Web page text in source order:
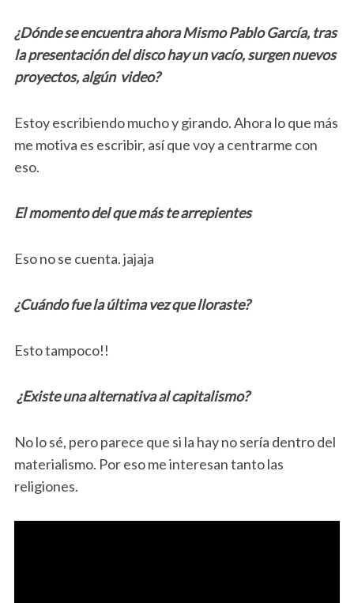
¿Dónde se encuentra ahora Mismo Pablo García, tras
la presentación del disco hay un vacío, surgen nuevos
proyectos, algún video?
Estoy escribiendo mucho y girando. Ahora lo que más
me motiva es escribir, así que voy a centrarme con
eso.
El momento del que más te arrepientes
Eso no se cuenta. jajaja
¿Cuándo fue la última vez que lloraste?
Esto tampoco!!
¿Existe una alternativa al capitalismo?
No lo sé, pero parece que si la hay no sería dentro del
materialismo. Por eso me interesan tanto las
religiones.